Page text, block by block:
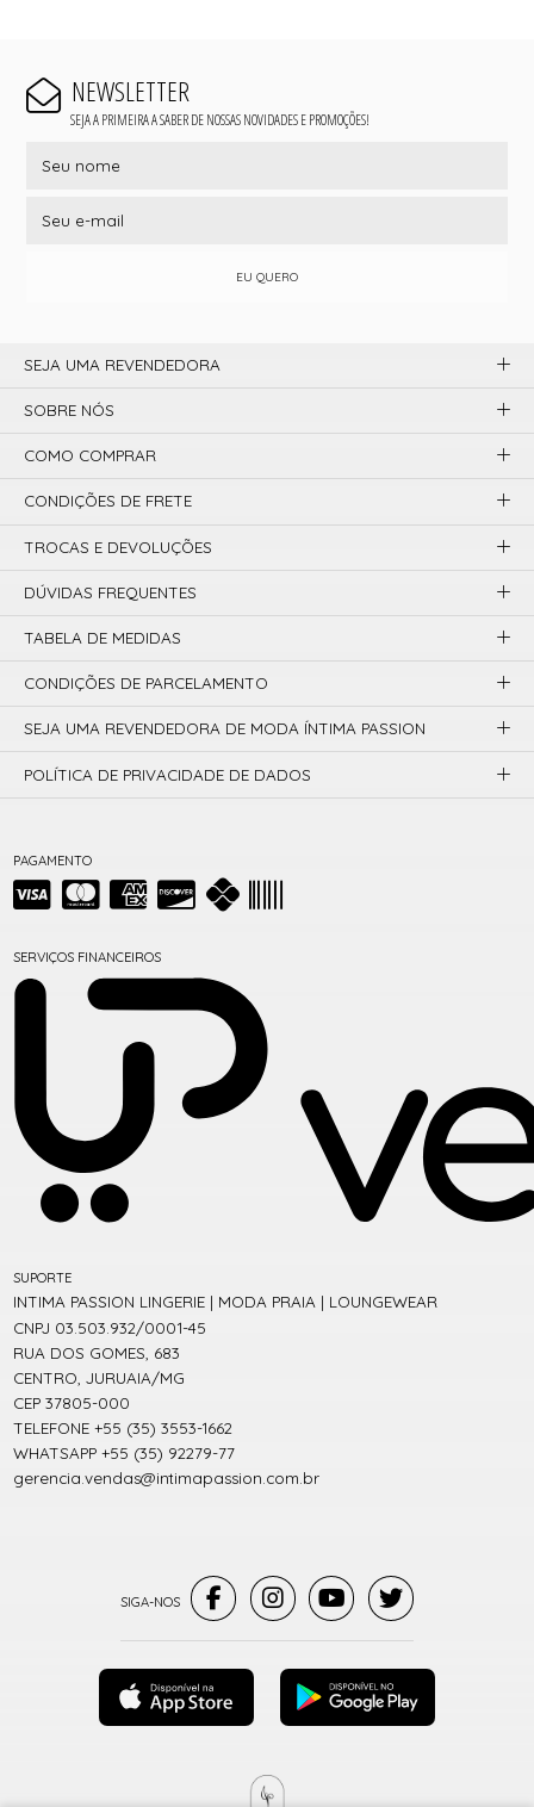
NEWSLETTER
SEJA A PRIMEIRA A SABER DE NOSSAS NOVIDADES E PROMOÇÕES!
EU QUERO
PAGAMENTO
SERVIÇOS FINANCEIROS
SUPORTE
INTIMA PASSION LINGERIE | MODA PRAIA | LOUNGEWEAR
CNPJ 03.503.932/0001-45
RUA DOS GOMES, 683
CENTRO, JURUAIA/MG
CEP 37805-000
TELEFONE +55 (35) 3553-1662
WHATSAPP +55 (35) 92279-77
gerencia.vendas@intimapassion.com.br
SEJA UMA REVENDEDORA
SOBRE NÓS
COMO COMPRAR
CONDIÇÕES DE FRETE
TROCAS E DEVOLUÇÕES
DÚVIDAS FREQUENTES
TABELA DE MEDIDAS
CONDIÇÕES DE PARCELAMENTO
SEJA UMA REVENDEDORA DE MODA ÍNTIMA PASSION
POLÍTICA DE PRIVACIDADE DE DADOS